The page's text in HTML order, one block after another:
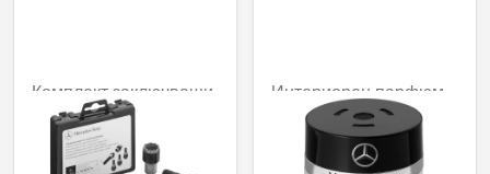
Комплект заключващи
механизми за джанти,
M15 x 1,25 x 44
Интериорен парфюм
№ 6 Mood Linen
92,02 € /